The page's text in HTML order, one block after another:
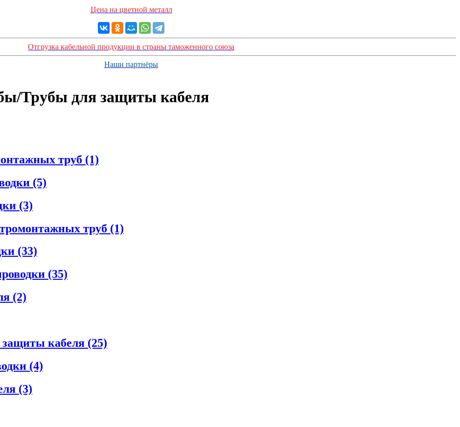
Цена на цветной металл
Отгрузка кабельной продукции в страны таможенного союза
Наши партнёры
Трубы для защиты кабеля
труб (1)
(5)
(3)
труб (1)
(33)
(35)
(2)
кабеля (25)
(4)
(3)